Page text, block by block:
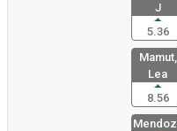
J
5.36
Mamut,
Lea
8.56